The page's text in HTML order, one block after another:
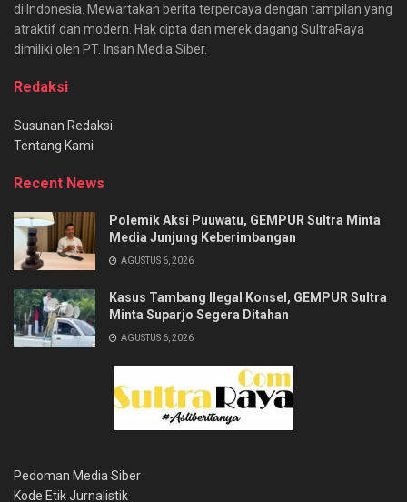
di Indonesia. Mewartakan berita terpercaya dengan tampilan yang
atraktif dan modern. Hak cipta dan merek dagang SultraRaya
dimiliki oleh PT. Insan Media Siber.
Redaksi
Susunan Redaksi
Tentang Kami
Recent News
Polemik Aksi Puuwatu, GEMPUR Sultra Minta
Media Junjung Keberimbangan
AGUSTUS 6, 2026
Kasus Tambang Ilegal Konsel, GEMPUR Sultra
Minta Suparjo Segera Ditahan
AGUSTUS 6, 2026
Pedoman Media Siber
Kode Etik Jurnalistik